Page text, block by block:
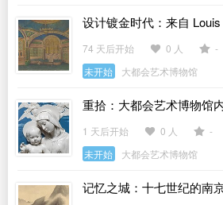
设计镀金时代：来自
稿
74 天后开始 0 人
-
未开始
大都会艺术博物馆
重拾：大都会艺术博物馆
1 天后开始 0 人
-
未开始
大都会艺术博物馆
记忆之城：十七世纪的南